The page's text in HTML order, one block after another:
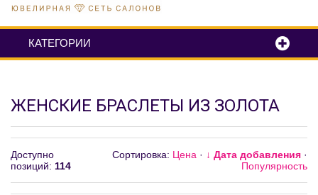
КАТЕГОРИИ
ЖЕНСКИЕ БРАСЛЕТЫ ИЗ ЗОЛОТА
Доступно
позиций: 114
Сортировка: Цена · ↓ Дата добавления ·
Популярность